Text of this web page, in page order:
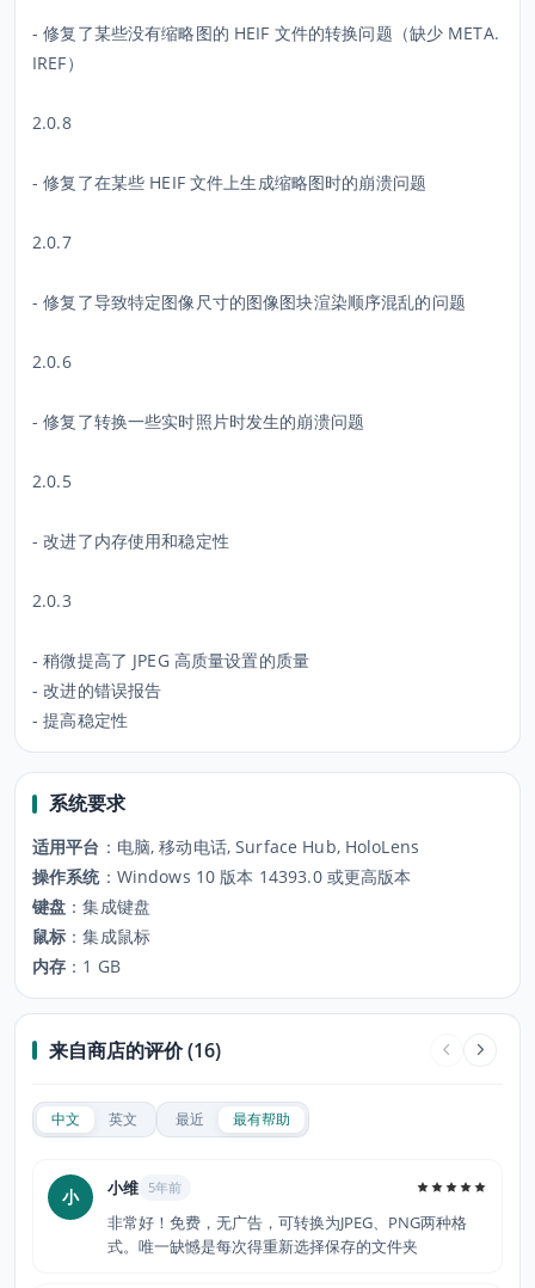
- 修复了某些没有缩略图的 HEIF 文件的转换问题（缺少 META.
IREF）
2.0.8
- 修复了在某些 HEIF 文件上生成缩略图时的崩溃问题
2.0.7
- 修复了导致特定图像尺寸的图像图块渲染顺序混乱的问题
2.0.6
- 修复了转换一些实时照片时发生的崩溃问题
2.0.5
- 改进了内存使用和稳定性
2.0.3
- 稍微提高了 JPEG 高质量设置的质量
- 改进的错误报告
- 提高稳定性
系统要求
适用平台 ： 电脑, 移动电话, Surface Hub, HoloLens
操作系统： Windows 10 版本 14393.0 或更高版本
键盘 ：集成键盘
鼠标 ：集成鼠标
内存 ： 1 GB
来自商店的评价 (16)
中文 英文 最近 最有帮助
小 小维 5年前
非常好！免费，无广告，可转换为JPEG、PNG两种格
式。唯一缺憾是每次得重新选择保存的文件夹